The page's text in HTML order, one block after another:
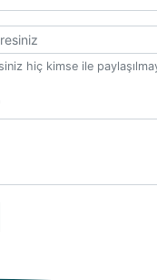
hiç kimse ile